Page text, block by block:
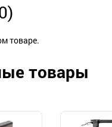
товаре.
товары